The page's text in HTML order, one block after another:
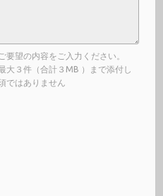
要望の内容をご入力ください。
大３件（合計３MB ）まで添付し
ではありません